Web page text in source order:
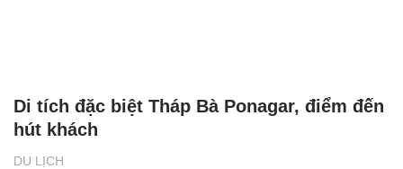
DU LỊCH
Di tích đặc biệt Tháp Bà Ponagar, điểm đến
hút khách